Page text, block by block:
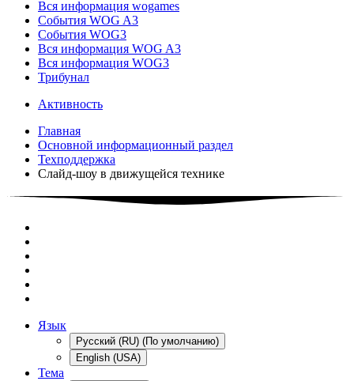
Вся информация wogames
События WOG A3
События WOG3
Вся информация WOG A3
Вся информация WOG3
Трибунал
Активность
Главная
Основной информационный раздел
Техподдержка
Слайд-шоу в движущейся технике
Язык
Русский (RU) (По умолчанию)
English (USA)
Тема